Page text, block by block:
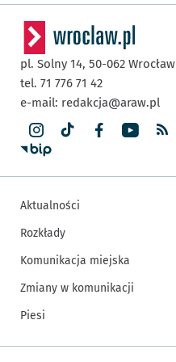
pl. Solny 14, 50-062 Wrocław
tel. 71 776 71 42
e-mail: redakcja@araw.pl
Aktualności
Rozkłady
Komunikacja miejska
Zmiany w komunikacji
Piesi